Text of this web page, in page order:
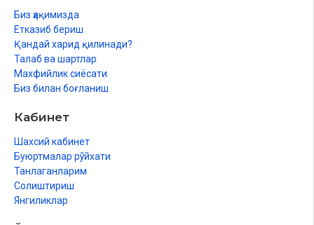
Биз ҳақимизда
Етказиб бериш
Қандай харид қилинади?
Талаб ва шартлар
Махфийлик сиёсати
Биз билан боғланиш
Кабинет
Шахсий кабинет
Буюртмалар рўйхати
Танлаганларим
Солиштириш
Янгиликлар